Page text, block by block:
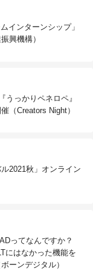
インターンシップ」
興機構）
うっかりペネロペ』
（Creators Night）
2021秋」オンライン
ってなんですか？
にはなかった機能を
ーンデジタル）